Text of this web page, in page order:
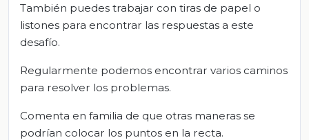
También puedes trabajar con tiras de papel o
listones para encontrar las respuestas a este
desafío.
Regularmente podemos encontrar varios caminos
para resolver los problemas.
Comenta en familia de que otras maneras se
podrían colocar los puntos en la recta.